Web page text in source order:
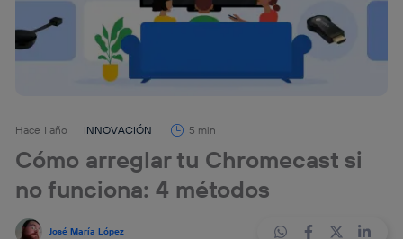
Hace 1 año INNOVACIÓN 5 min
Cómo arreglar tu Chromecast si
no funciona: 4 métodos
José María López